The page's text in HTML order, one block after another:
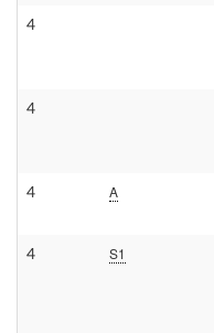
4
4
4 A
4 S1